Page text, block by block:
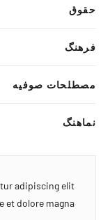
حقوق
فرهنگ
مصطلحات صوفیه
نماهنگ
adipiscing elit
et dolore magna